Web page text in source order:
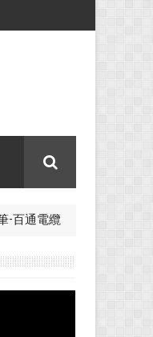
350ML 折疊矽膠咖啡杯特色禮品